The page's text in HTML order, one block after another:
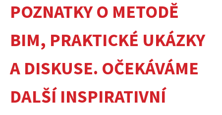
POZNATKY O METODĚ
BIM, PRAKTICKÉ UKÁZKY
A DISKUSE. OČEKÁVÁME
DALŠÍ INSPIRATIVNÍ